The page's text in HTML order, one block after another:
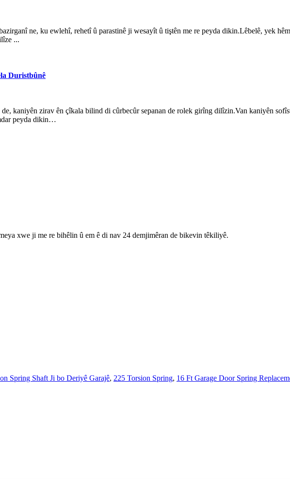
ne, ku ewlehî, rehetî û parastinê ji wesayît û tiştên me re peyda dikin.Lêbelê, yek
...
Duristbûnê
kaniyên zirav ên çîkala bilind di cûrbecûr sepanan de rolek girîng dilîzin.Van kaniyên
peyda dikin…
xwe ji me re bihêlin û em ê di nav 24 demjimêran de bikevin têkiliyê.
Spring Shaft Ji bo Deriyê Garajê, 225 Torsion Spring, 16 Ft Garage Door Spring